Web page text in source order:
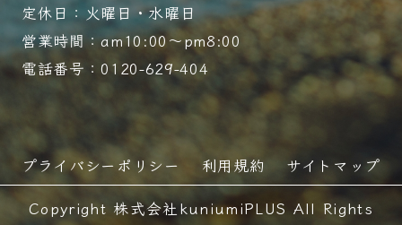
定休日：火曜日・水曜日
営業時間：am10:00～pm8:00
電話番号：0120-629-404
プライバシーポリシー 利用規約
サイトマップ
Copyright 株式会社kuniumiPLUS All Rights